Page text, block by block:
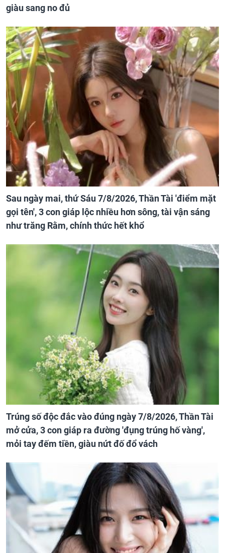
giàu sang no đủ
Sau ngày mai, thứ Sáu 7/8/2026, Thần Tài 'điểm mặt
gọi tên', 3 con giáp lộc nhiều hơn sông, tài vận sáng
như trăng Rằm, chính thức hết khổ
Trúng số độc đắc vào đúng ngày 7/8/2026, Thần Tài
mở cửa, 3 con giáp ra đường 'đụng trúng hố vàng',
mỏi tay đếm tiền, giàu nứt đố đổ vách